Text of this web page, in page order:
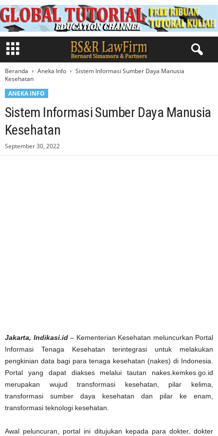
Beranda Aneka Info
Sistem Informasi Sumber Daya Manusia
Kesehatan
ANEKA INFO
Sistem Informasi Sumber Daya Manusia
Kesehatan
September 30, 2022
Jakarta, Indikasi.id– Kementerian Kesehatan meluncurkan Portal
Informasi Tenaga Kesehatan terintegrasi untuk melakukan
pengkinian data bagi para tenaga kesehatan (nakes) di Indonesia.
Portal yang dapat diakses melalui tautan nakes.kemkes.go.id
merupakan wujud transformasi kesehatan, pilar kelima,
transformasi sumber daya kesehatan dan pilar ke enam,
transformasi teknologi kesehatan.
Awal peluncuran, portal ini ditujukan kepada para dokter, dokter